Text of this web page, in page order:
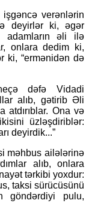
verənlərin
deyirlər ki, əgər
adamların əli ilə
onlara dedim ki,
ki, “ermənidən də
dəfə Vidadi
alıb, gətirib Əli
atdırıblar. Ona və
üzləşdiriblər:
deyirdik...”
məhbus ailələrinə
alıb, onlara
tərkibi yoxdur:
taksi sürücüsünü
göndərdiyi pulu,